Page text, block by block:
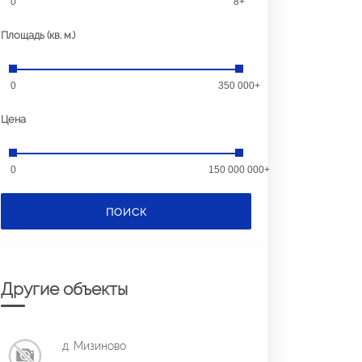
Площадь (кв. м.)
0 350 000+
Цена
0 150 000 000+
ПОИСК
Другие объекты
д. Мизиново